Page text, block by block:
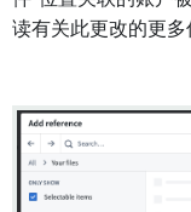
读有关此更改的更多